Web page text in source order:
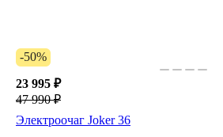
-50%
23 995 ₽
47 990 ₽
Электроочаг Joker 36